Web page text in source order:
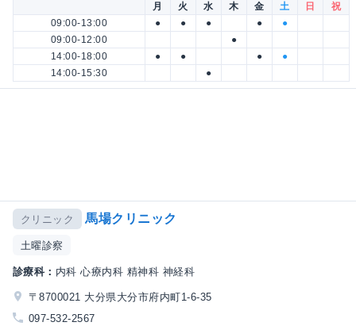
月 火 水 木 金 土 日
祝
09:00-13:00
● ● ● ●
●
09:00-12:00
●
14:00-18:00
● ● ●
●
14:00-15:30
●
クリニック 馬場クリニック
土曜診察
診療科： 内科 心療内科 精神科 神経科
〒8700021 大分県大分市府内町1-6-35
097-532-2567